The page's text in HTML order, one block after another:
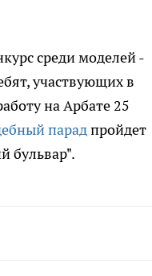
среди моделей -
участвующих в
на Арбате 25
парадпройдет
бульвар".